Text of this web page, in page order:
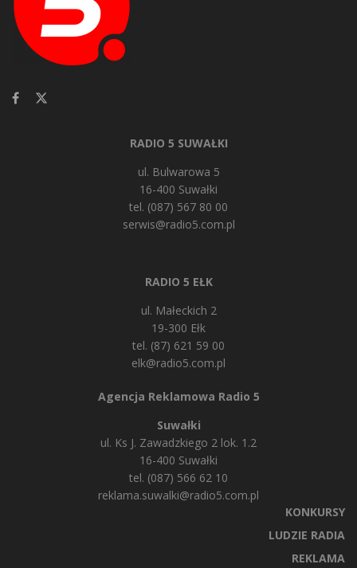
RADIO 5 SUWAŁKI
ul. Bulwarowa 5
16-400 Suwałki
tel. (087) 567 80 00
serwis@radio5.com.pl
RADIO 5 EŁK
ul. Małeckich 2
19-300 Ełk
tel. (87) 621 59 00
elk@radio5.com.pl
Agencja Reklamowa Radio 5
Suwałki
ul. Ks J. Zawadzkiego 2 lok. 1.2
16-400 Suwałki
tel. (087) 566 62 10
reklama.suwalki@radio5.com.pl
KONKURSY
LUDZIE RADIA
REKLAMA